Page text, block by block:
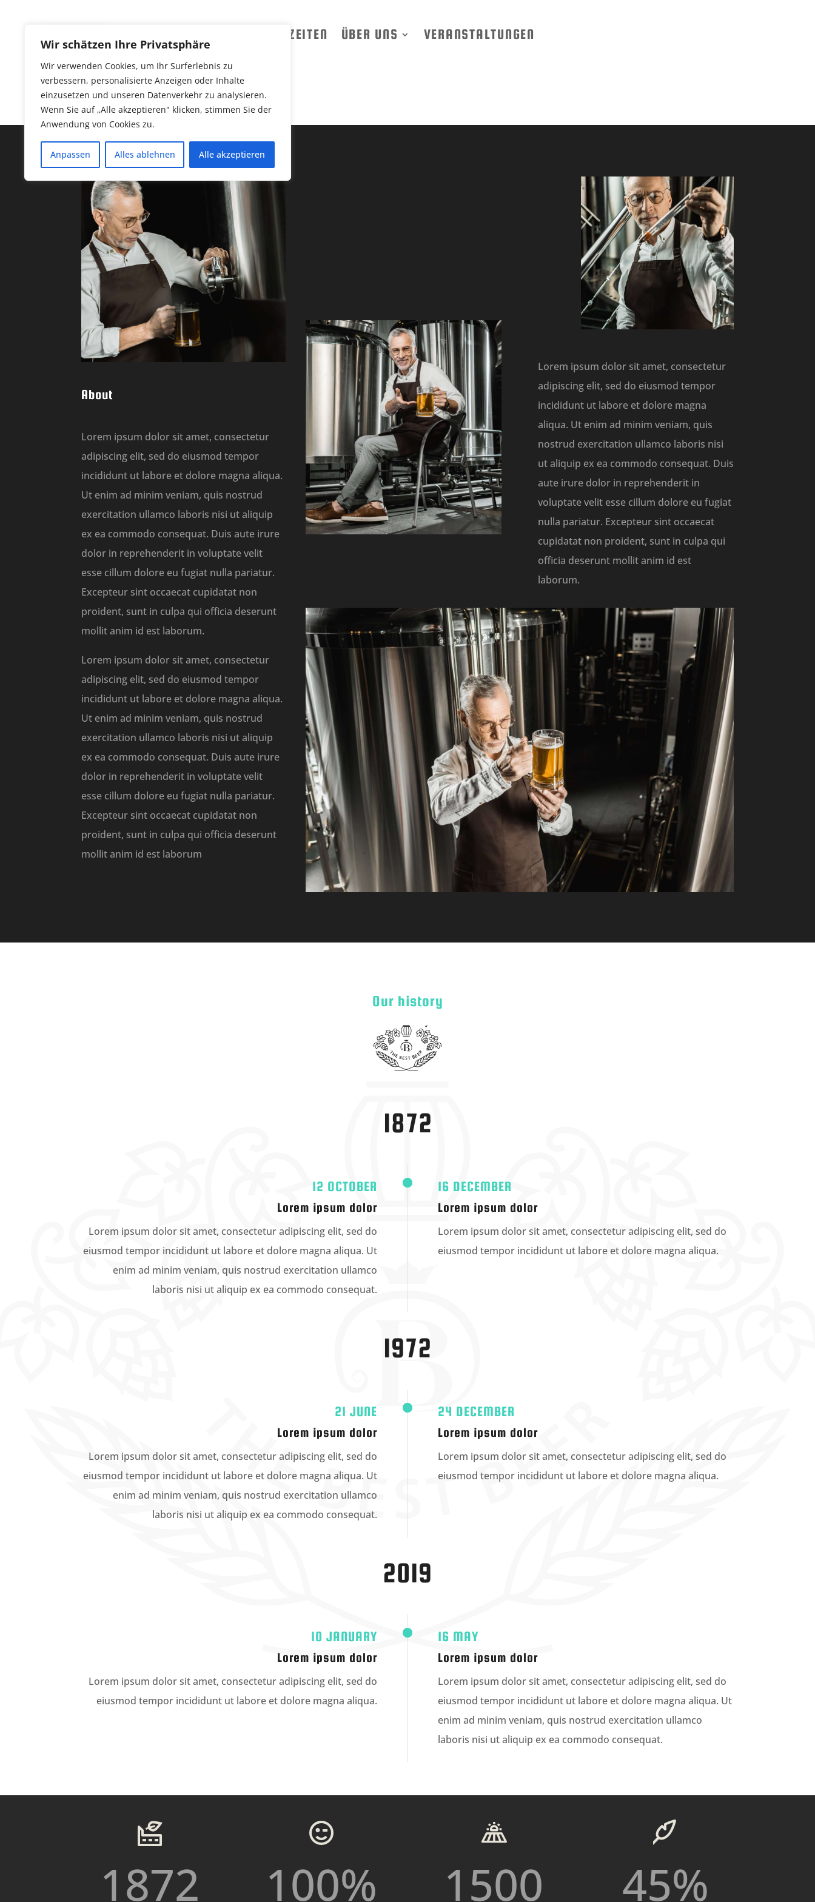
Wir schätzen Ihre Privatsphäre
Wir verwenden Cookies, um Ihr Surferlebnis zu
verbessern, personalisierte Anzeigen oder Inhalte
einzusetzen und unseren Datenverkehr zu analysieren.
Wenn Sie auf „Alle akzeptieren" klicken, stimmen Sie der
Anwendung von Cookies zu.
Anpassen Alles ablehnen Alle akzeptieren
ÖFFNUNGSZEITEN ÜBER UNS VERANSTALTUNGEN
RESERVIEREN
About
Lorem ipsum dolor sit amet, consectetur
adipiscing elit, sed do eiusmod tempor
incididunt ut labore et dolore magna aliqua.
Ut enim ad minim veniam, quis nostrud
exercitation ullamco laboris nisi ut aliquip
ex ea commodo consequat. Duis aute irure
dolor in reprehenderit in voluptate velit
esse cillum dolore eu fugiat nulla pariatur.
Excepteur sint occaecat cupidatat non
proident, sunt in culpa qui officia deserunt
mollit anim id est laborum.
Lorem ipsum dolor sit amet, consectetur
adipiscing elit, sed do eiusmod tempor
incididunt ut labore et dolore magna aliqua.
Ut enim ad minim veniam, quis nostrud
exercitation ullamco laboris nisi ut aliquip
ex ea commodo consequat. Duis aute irure
dolor in reprehenderit in voluptate velit
esse cillum dolore eu fugiat nulla pariatur.
Excepteur sint occaecat cupidatat non
proident, sunt in culpa qui officia deserunt
mollit anim id est laborum
Lorem ipsum dolor sit amet, consectetur
adipiscing elit, sed do eiusmod tempor
incididunt ut labore et dolore magna
aliqua. Ut enim ad minim veniam, quis
nostrud exercitation ullamco laboris nisi
ut aliquip ex ea commodo consequat. Duis
aute irure dolor in reprehenderit in
voluptate velit esse cillum dolore eu fugiat
nulla pariatur. Excepteur sint occaecat
cupidatat non proident, sunt in culpa qui
officia deserunt mollit anim id est
laborum.
Our history
1872
12 OCTOBER
Lorem ipsum dolor
Lorem ipsum dolor sit amet, consectetur adipiscing elit, sed do
eiusmod tempor incididunt ut labore et dolore magna aliqua. Ut
enim ad minim veniam, quis nostrud exercitation ullamco
laboris nisi ut aliquip ex ea commodo consequat.
16 DECEMBER
Lorem ipsum dolor
Lorem ipsum dolor sit amet, consectetur adipiscing elit, sed do
eiusmod tempor incididunt ut labore et dolore magna aliqua.
1972
21 JUNE
Lorem ipsum dolor
Lorem ipsum dolor sit amet, consectetur adipiscing elit, sed do
eiusmod tempor incididunt ut labore et dolore magna aliqua. Ut
enim ad minim veniam, quis nostrud exercitation ullamco
laboris nisi ut aliquip ex ea commodo consequat.
24 DECEMBER
Lorem ipsum dolor
Lorem ipsum dolor sit amet, consectetur adipiscing elit, sed do
eiusmod tempor incididunt ut labore et dolore magna aliqua.
2019
10 JANUARY
Lorem ipsum dolor
Lorem ipsum dolor sit amet, consectetur adipiscing elit, sed do
eiusmod tempor incididunt ut labore et dolore magna aliqua.
16 MAY
Lorem ipsum dolor
Lorem ipsum dolor sit amet, consectetur adipiscing elit, sed do
eiusmod tempor incididunt ut labore et dolore magna aliqua. Ut
enim ad minim veniam, quis nostrud exercitation ullamco
laboris nisi ut aliquip ex ea commodo consequat.
1872 100% 1500 45%